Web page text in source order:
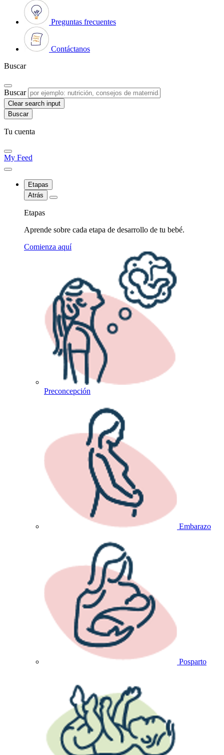
Preguntas frecuentes
Contáctanos
Buscar
Buscar
Clear search input
Tu cuenta
My Feed
Etapas
Atrás
Etapas
Aprende sobre cada etapa de desarrollo de tu bebé.
Comienza aquí
Preconcepción
Embarazo
Posparto